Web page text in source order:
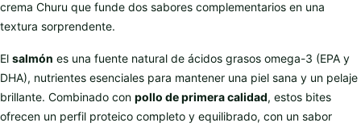
crema Churu que funde dos sabores complementarios en una
textura sorprendente.
El salmón es una fuente natural de ácidos grasos omega-3 (EPA y
DHA), nutrientes esenciales para mantener una piel sana y un pelaje
brillante. Combinado con pollo de primera calidad, estos bites
ofrecen un perfil proteico completo y equilibrado, con un sabor